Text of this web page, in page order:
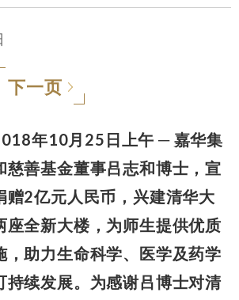
下一页
年10月25日上午 ─ 嘉华集
慈善基金董事吕志和博士，宣
赠2亿元人民币，兴建清华大
座全新大楼，为师生提供优质
，助力生命科学、医学及药学
持续发展。为感谢吕博士对清